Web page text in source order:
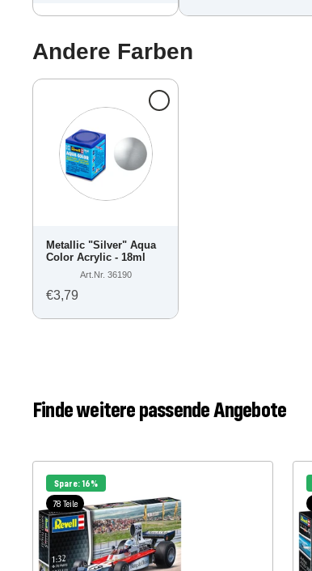
Andere Farben
Metallic "Silver" Aqua
Color Acrylic - 18ml
Art.Nr. 36190
€3,79
Finde weitere passende Angebote
Spare: 16%
78 Teile